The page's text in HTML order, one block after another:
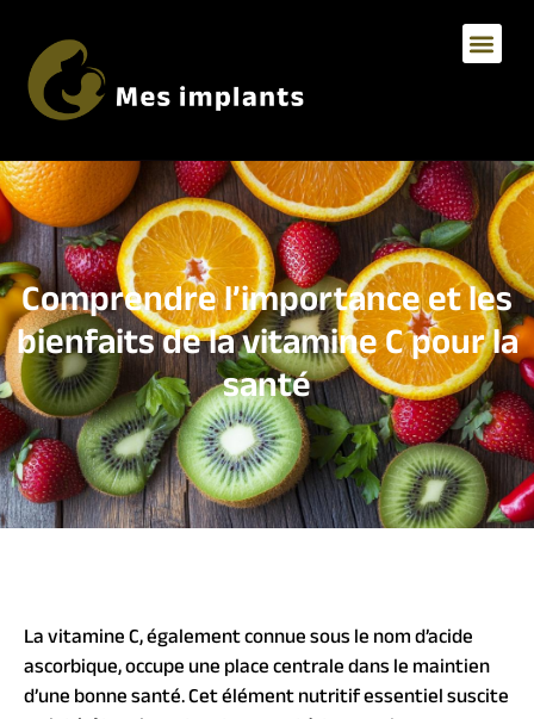
Comprendre l’importance et les
bienfaits de la vitamine C pour la
santé
La vitamine C, également connue sous le nom d’acide
ascorbique, occupe une place centrale dans le maintien
d’une bonne santé. Cet élément nutritif essentiel suscite